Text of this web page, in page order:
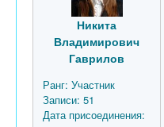
Никита
Владимирович
Гаврилов
Ранг: Участник
Записи: 51
Дата присоединения: